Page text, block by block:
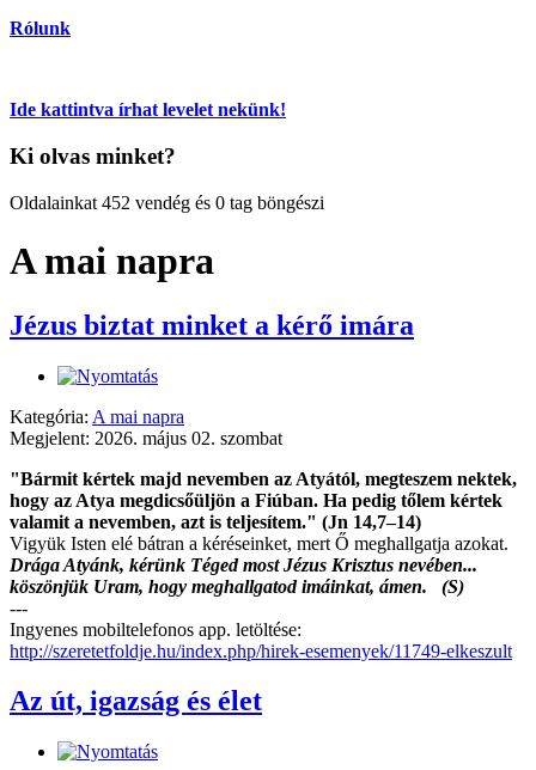
Rólunk
Ide kattintva írhat levelet nekünk!
Ki olvas minket?
Oldalainkat 452 vendég és 0 tag böngészi
A mai napra
Jézus biztat minket a kérő imára
Kategória: A mai napra
Megjelent: 2026. május 02. szombat
"Bármit kértek majd nevemben az Atyától, megteszem nektek,
hogy az Atya megdicsőüljön a Fiúban. Ha pedig tőlem kértek
valamit a nevemben, azt is teljesítem." (Jn 14,7–14)
Vigyük Isten elé bátran a kéréseinket, mert Ő meghallgatja azokat.
Drága Atyánk, kérünk Téged most Jézus Krisztus nevében...
köszönjük Uram, hogy meghallgatod imáinkat, ámen. (S)
---
Ingyenes mobiltelefonos app. letöltése:
http://szeretetfoldje.hu/index.php/hirek-esemenyek/11749-elkeszult
Az út, igazság és élet